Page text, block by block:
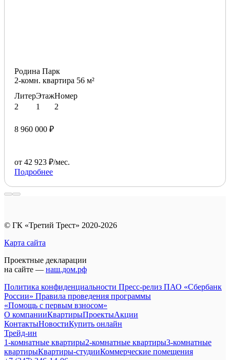
Родина Парк
2-комн. квартира 56 м²
Литер
2
Этаж
1
Номер
2
8 960 000 ₽
от 42 923 ₽/мес.
Подробнее
© ГК «Третий Трест» 2020-2026
Карта сайта
Проектные декларации
на сайте — наш.дом.рф
Политика конфиденциальности Пресс-релиз ПАО «Сбербанк
России» Правила проведения программы
«Помощь с первым взносом»
О компанииКвартирыПроектыАкции
КонтактыНовостиКупить онлайн
Трейд-ин
1-комнатные квартиры2-комнатные квартиры3-комнатные
квартирыКвартиры-студииКоммерческие помещения